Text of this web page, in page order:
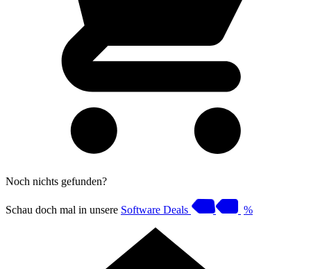
Noch nichts gefunden?
Schau doch mal in unsere Software Deals %